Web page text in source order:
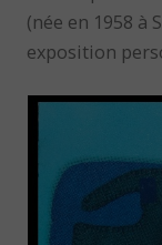
(née en 1958 à
exposition